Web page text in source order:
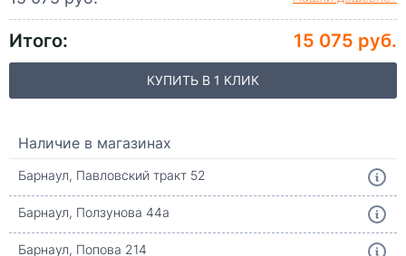
Итого: 15 075 руб.
КУПИТЬ В 1 КЛИК
Наличие в магазинах
Барнаул, Павловский тракт 52
Барнаул, Ползунова 44а
Барнаул, Попова 214